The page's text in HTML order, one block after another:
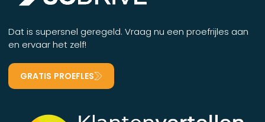
Dat is supersnel geregeld. Vraag nu een proefrijles aan
en ervaar het zelf!
GRATIS PROEFLES